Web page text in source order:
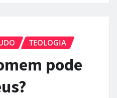
TEOLOGIA
pode